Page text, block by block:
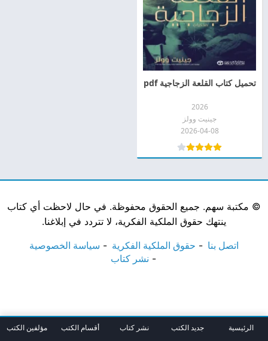
تحميل كتاب القلعة الزجاجية pdf
2026
جينيت وولز
2026-04-08
© مكتبة سهم. جميع الحقوق محفوظة. في حال لاحظت أي كتاب
ينتهك حقوق الملكية الفكرية، لا تتردد في إبلاغنا.
اتصل بنا حقوق الملكية الفكرية
سياسة الخصوصية
نشر كتاب
الرئيسية جديد الكتب نشر كتاب أقسام الكتب مؤلفين الكتب